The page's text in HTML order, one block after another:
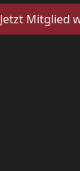
Jetzt Mitglied